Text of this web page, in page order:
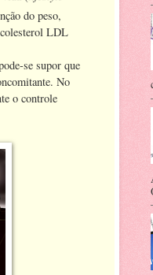
do peso,
colesterol LDL
se supor que
No
o controle